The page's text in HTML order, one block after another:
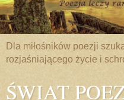
Dla miłośników poezji
rozjaśniającego życie i
ŚWIAT